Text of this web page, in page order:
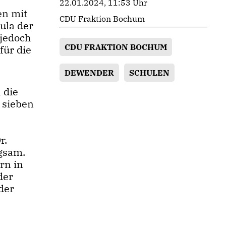
mit
der
die
die
in
22.01.2024, 11:53 Uhr
CDU Fraktion Bochum
CDU FRAKTION BOCHUM
DEWENDER SCHULEN